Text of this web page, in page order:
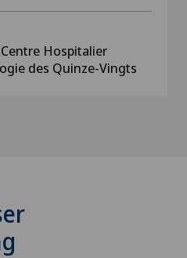
Hospitalier
des Quinze-Vingts